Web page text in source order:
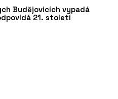
Budějovicích vypadá
21. století